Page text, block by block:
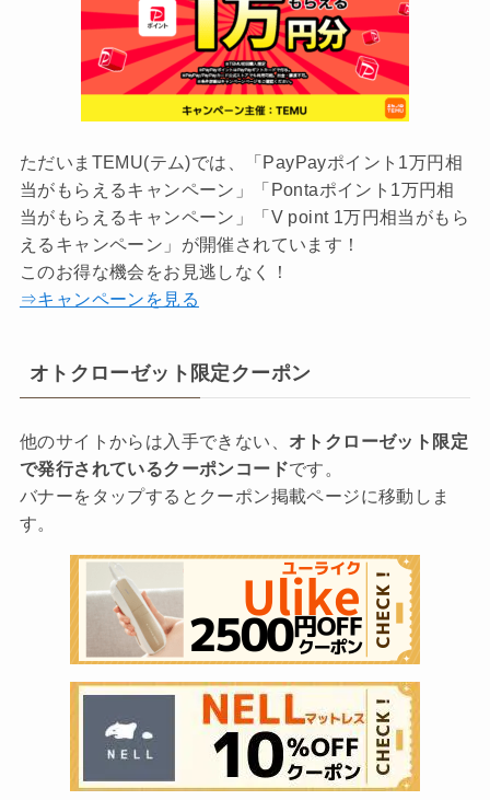
ただいまTEMU(テム)では、「PayPayポイント1万円相
当がもらえるキャンペーン」「Pontaポイント1万円相
当がもらえるキャンペーン」「V point 1万円相当がもら
えるキャンペーン」が開催されています！
このお得な機会をお見逃しなく！
⇒キャンペーンを見る
オトクローゼット限定クーポン
他のサイトからは入手できない、 オトクローゼット限定
で発行されているクーポンコードです。
バナーをタップするとクーポン掲載ページに移動しま
す。